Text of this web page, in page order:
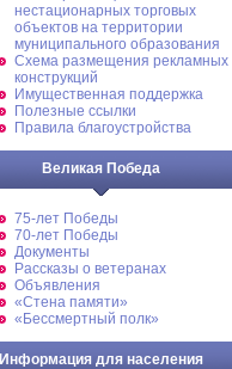
нестационарных торговых
объектов на территории
муниципального образования
Схема размещения рекламных
конструкций
Имущественная поддержка
Полезные ссылки
Правила благоустройства
Великая Победа
75-лет Победы
70-лет Победы
Документы
Рассказы о ветеранах
Объявления
«Стена памяти»
«Бессмертный полк»
Информация для населения